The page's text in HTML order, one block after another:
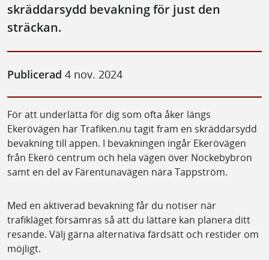
skräddarsydd bevakning för just den
sträckan.
Publicerad 4 nov. 2024
För att underlätta för dig som ofta åker längs
Ekerövägen har Trafiken.nu tagit fram en skräddarsydd
bevakning till appen. I bevakningen ingår Ekerövägen
från Ekerö centrum och hela vägen över Nockebybron
samt en del av Färentunavägen nära Tappström.
Med en aktiverad bevakning får du notiser när
trafikläget försämras så att du lättare kan planera ditt
resande. Välj gärna alternativa färdsätt och restider om
möjligt.